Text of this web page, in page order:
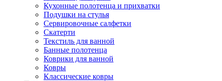
Кухонные полотенца и прихватки
Подушки на стулья
Сервировочные салфетки
Скатерти
Текстиль для ванной
Банные полотенца
Коврики для ванной
Ковры
Классические ковры